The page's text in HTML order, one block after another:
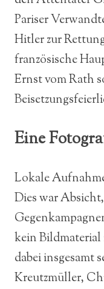
Pariser
Hitler zur
französische
Ernst vom Rath
Eine
Lokale
Dies war
kein Bildmaterial
dabei insgesamt
Kreutzmüller,